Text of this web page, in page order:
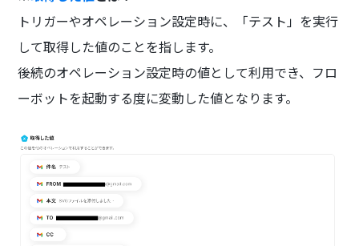
トリガーやオペレーション設定時に、「テスト」を実行
して取得した値のことを指します。
後続のオペレーション設定時の値として利用でき、フロ
ーボットを起動する度に変動した値となります。